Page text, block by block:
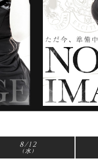
8/12
(水)